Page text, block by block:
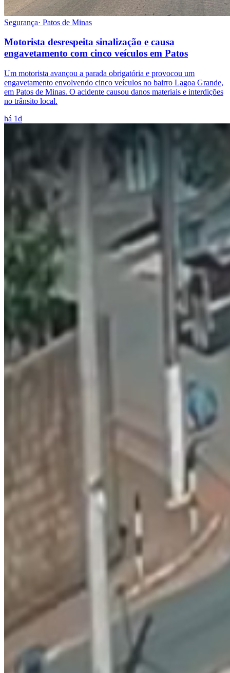
Segurança· Patos de Minas
Motorista desrespeita sinalização e causa
engavetamento com cinco veículos em Patos
Um motorista avançou a parada obrigatória e provocou um
engavetamento envolvendo cinco veículos no bairro Lagoa Grande,
em Patos de Minas. O acidente causou danos materiais e interdições
no trânsito local.
há 1d